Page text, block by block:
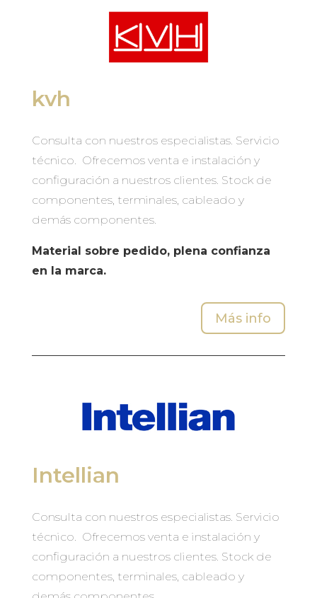
kvh
Consulta con nuestros especialistas. Servicio
técnico. Ofrecemos venta e instalación y
configuración a nuestros clientes. Stock de
componentes, terminales, cableado y
demás componentes.
Material sobre pedido, plena confianza
en la marca.
Más info
Intellian
Consulta con nuestros especialistas. Servicio
técnico. Ofrecemos venta e instalación y
configuración a nuestros clientes. Stock de
componentes, terminales, cableado y